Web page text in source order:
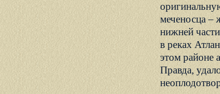
меченосца –
нижней
в реках
этом районе
Правда,